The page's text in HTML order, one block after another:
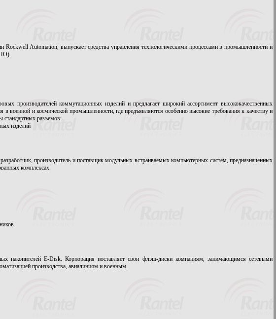
Automation, выпускает средства управления технологическими процессами в промышленности и
производителей коммутационных изделий и предлагает широкий ассортимент высококачественных
в военной и космической промышленности, где предъявляются особенно высокие требования к качеству и
стандартных разъемов:
изделий
производитель и поставщик модульных встраиваемых компьютерных систем, предназначенных
комплексах.
накопителей E-Disk. Корпорация поставляет свои флэш-диски компаниям, занимающимся сетевыми
производства, авиалиниям и военным.